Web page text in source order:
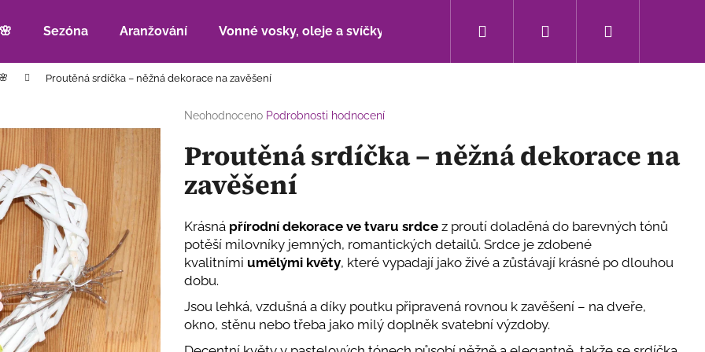
Sezóna Aranžování Vonné vosky, oleje a svíčky Bytové doplňky Sezónní novinky
Přihlášení
Proutěná srdíčka – něžná dekorace na zavěšení
Průměrné
produktu
je
z
hvězdiček.
Neohodnoceno Podrobnosti hodnocení
Proutěná srdíčka – něžná dekorace na
zavěšení
Krásná přírodní dekorace ve tvaru srdce z proutí doladěná do barevných tónů
potěší milovníky jemných, romantických detailů. Srdce je zdobené
kvalitními umělými květy, které vypadají jako živé a zůstávají krásné po dlouhou
dobu.
Jsou lehká, vzdušná a díky poutku připravená rovnou k zavěšení – na dveře,
okno, stěnu nebo třeba jako milý doplněk svatební výzdoby.
Co potřebujete najít?
HLEDAT
Doporučujeme
Následující